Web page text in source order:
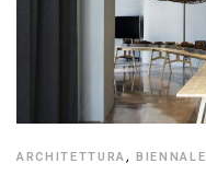
ARCHITETTURA, BIENNALE